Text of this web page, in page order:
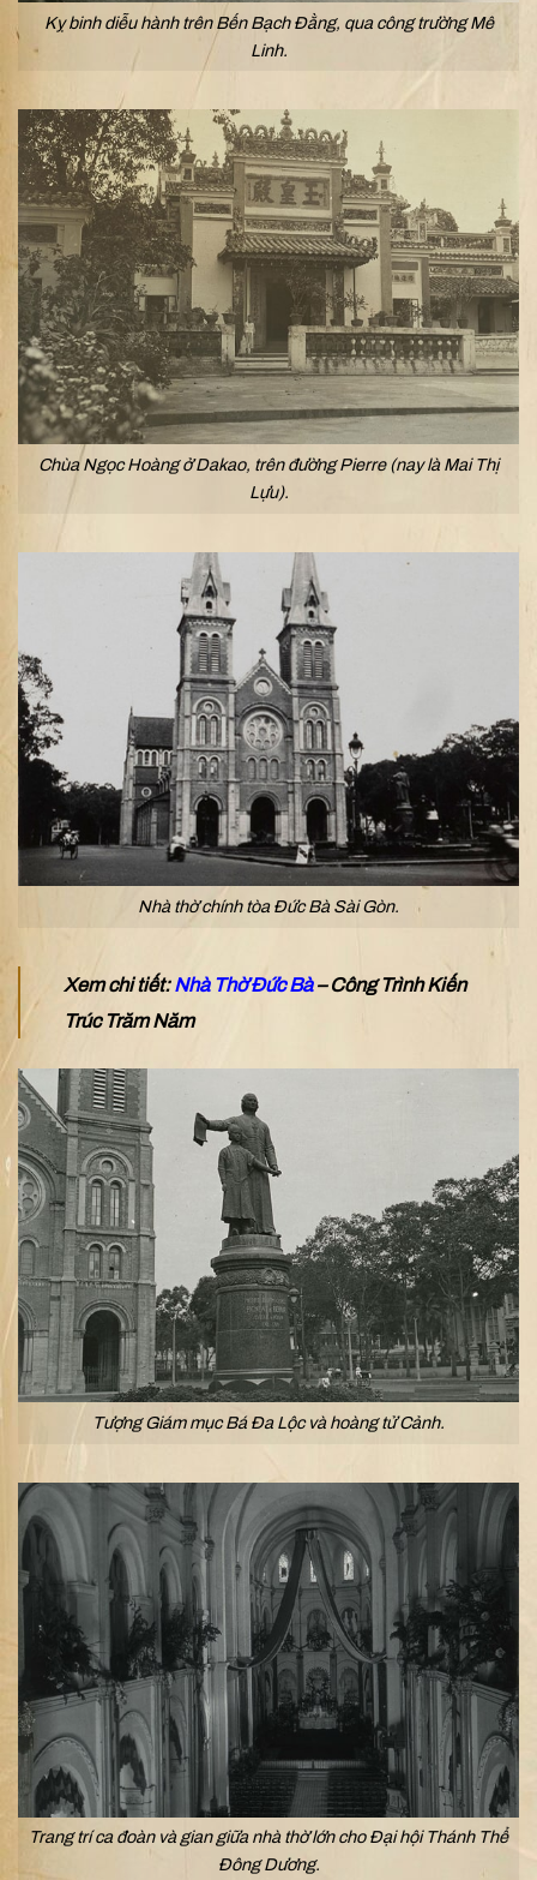
Kỵ binh diễu hành trên Bến Bạch Đằng, qua công trường Mê
Linh.
Chùa Ngọc Hoàng ở Dakao, trên đường Pierre (nay là Mai Thị
Lựu).
Nhà thờ chính tòa Đức Bà Sài Gòn.
Xem chi tiết:Nhà Thờ Đức Bà– Công Trình Kiến
Trúc Trăm Năm
Tượng Giám mục Bá Đa Lộc và hoàng tử Cảnh.
Trang trí ca đoàn và gian giữa nhà thờ lớn cho Đại hội Thánh Thể
Đông Dương.